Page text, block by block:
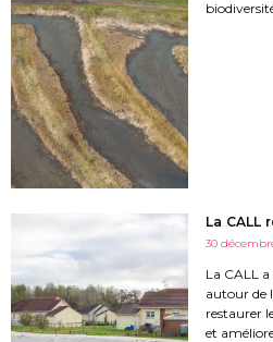
La CALL
30
La CALL
autour de
restaurer
et